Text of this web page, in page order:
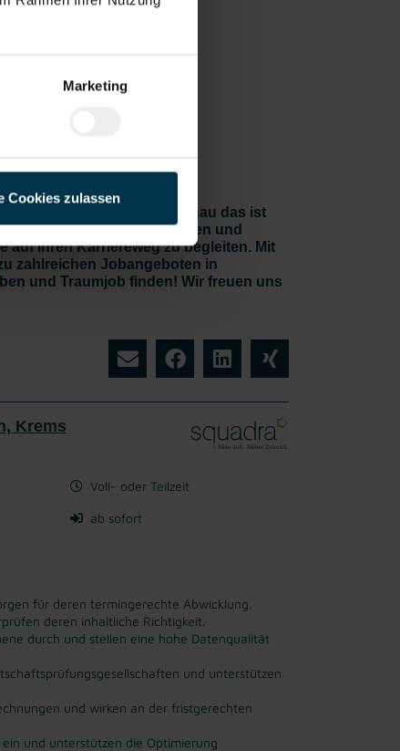
Marketing
Cookies zulassen
Job zu finden, aber genau das ist
Vorstellungen, Bedürfnissen und
auf ihren Karriereweg zu begleiten. Mit
zahlreichen Jobangeboten in
und Traumjob finden! Wir freuen uns
Krems
Voll- oder Teilzeit
ab sofort
für deren termingerechte Abwicklung.
deren inhaltliche Richtigkeit.
durch und stellen eine hohe Datenqualität
und unterstützen
und wirken an der fristgerechten
und unterstützen die Optimierung